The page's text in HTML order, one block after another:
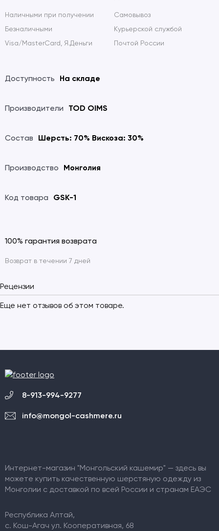
Наличными при получении
Безналичными
Visa/MasterCard, Я.Деньги
Самовывоз
Курьерской службой
Почтой России
Доступность На складе
Производители TOD OIMS
Состав Шерсть: 70% Вискоза: 30%
Производство Монголия
Код товара GSK-1
100% гарантия возврата
Возврат в течении 7 дней
Рецензии
Еще нет отзывов об этом товаре.
8-913-994-9277
info@mongol-cashmere.ru
Интернет-магазин "Монгольский кашемир" — здесь вы
можете купить качественную шерстяную одежду из
Монголии с доставкой по всей России и странам ЕАЭС
Республика Алтай,
c. Кош-Агач ул. Кооперативная, 68